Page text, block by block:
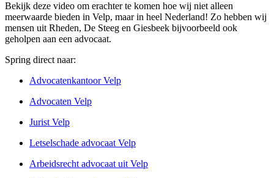
Bekijk deze video om erachter te komen hoe wij niet alleen
meerwaarde bieden in Velp, maar in heel Nederland! Zo hebben wij
mensen uit Rheden, De Steeg en Giesbeek bijvoorbeeld ook
geholpen aan een advocaat.
Spring direct naar:
Advocatenkantoor Velp
Advocaten Velp
Jurist Velp
Letselschade advocaat Velp
Arbeidsrecht advocaat uit Velp